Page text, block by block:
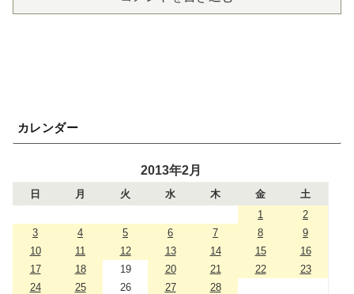
カレンダー
2013年2月
日 月 火 水 木 金
土
1
2
3
4 5 6 7 8
9
10
11 12 13 14 15
16
17
18 19 20 21 22
23
24
25 26 27 28